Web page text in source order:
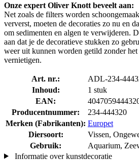
Onze expert Oliver Knott beveelt aan:
Net zoals de filters worden
ververst, moeten de decoraties zo nu en
om sedimenten en algen te verwijderen.
aan dat je de decoratieve stukken zo
weer uit kunnen worden getild zonder
vernietigen.
Art. nr.:
ADL-234-
Inhoud:
1 stuk
EAN:
Producentnummer:
234-444320
Merken (Fabrikanten): Europet
Diersoort:
Vissen,
Gebruik:
Aquarium,
Informatie over kunstdecoratie